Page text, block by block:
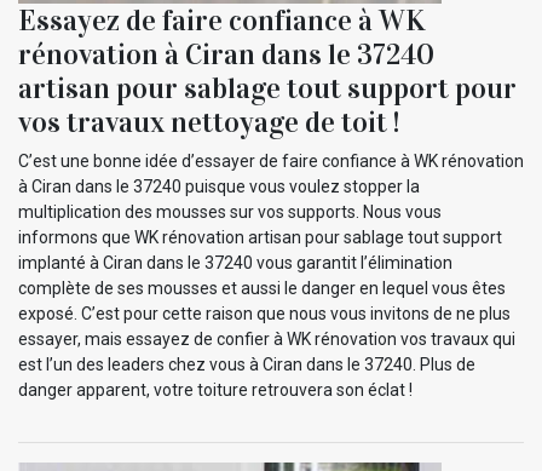
Essayez de faire confiance à WK
rénovation à Ciran dans le 37240
artisan pour sablage tout support pour
vos travaux nettoyage de toit !
C’est une bonne idée d’essayer de faire confiance à WK rénovation
à Ciran dans le 37240 puisque vous voulez stopper la
multiplication des mousses sur vos supports. Nous vous
informons que WK rénovation artisan pour sablage tout support
implanté à Ciran dans le 37240 vous garantit l’élimination
complète de ses mousses et aussi le danger en lequel vous êtes
exposé. C’est pour cette raison que nous vous invitons de ne plus
essayer, mais essayez de confier à WK rénovation vos travaux qui
est l’un des leaders chez vous à Ciran dans le 37240. Plus de
danger apparent, votre toiture retrouvera son éclat !